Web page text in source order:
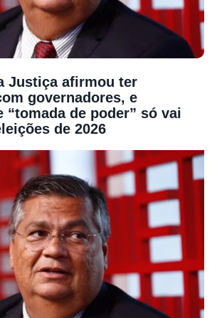
Justiça afirmou ter
governadores, e
“tomada de poder” só vai
de 2026